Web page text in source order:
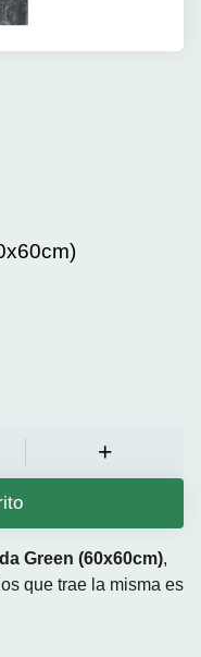
Green (60x60cm),
que trae la misma es